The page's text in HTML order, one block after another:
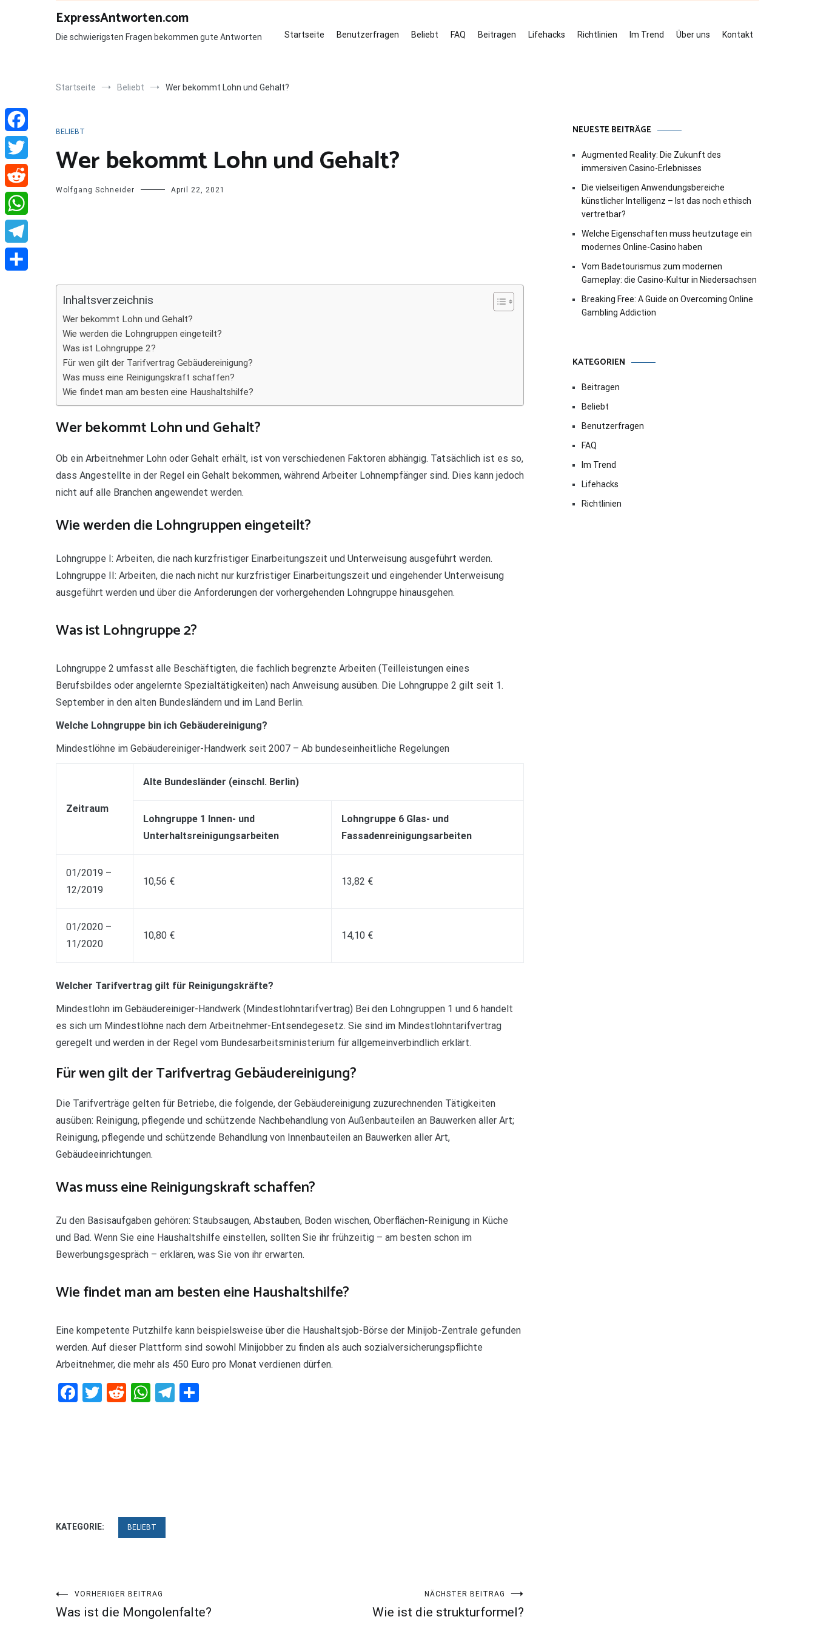
ExpressAntworten.com
Die schwierigsten Fragen bekommen gute Antworten Startseite Benutzerfragen Beliebt FAQ Beitragen Lifehacks Richtlinien Im Trend Über uns Kontakt
Startseite Beliebt Wer bekommt Lohn und Gehalt?
BELIEBT
Wer bekommt Lohn und Gehalt?
Wolfgang Schneider April 22, 2021
Inhaltsverzeichnis
Wer bekommt Lohn und Gehalt?
Wie werden die Lohngruppen eingeteilt?
Was ist Lohngruppe 2?
Für wen gilt der Tarifvertrag Gebäudereinigung?
Was muss eine Reinigungskraft schaffen?
Wie findet man am besten eine Haushaltshilfe?
Wer bekommt Lohn und Gehalt?
Ob ein Arbeitnehmer Lohn oder Gehalt erhält, ist von verschiedenen Faktoren abhängig. Tatsächlich ist es so,
dass Angestellte in der Regel ein Gehalt bekommen, während Arbeiter Lohnempfänger sind. Dies kann jedoch
nicht auf alle Branchen angewendet werden.
Wie werden die Lohngruppen eingeteilt?
Lohngruppe I: Arbeiten, die nach kurzfristiger Einarbeitungszeit und Unterweisung ausgeführt werden.
Lohngruppe II: Arbeiten, die nach nicht nur kurzfristiger Einarbeitungszeit und eingehender Unterweisung
ausgeführt werden und über die Anforderungen der vorhergehenden Lohngruppe hinausgehen.
Was ist Lohngruppe 2?
Lohngruppe 2 umfasst alle Beschäftigten, die fachlich begrenzte Arbeiten (Teilleistungen eines
Berufsbildes oder angelernte Spezialtätigkeiten) nach Anweisung ausüben. Die Lohngruppe 2 gilt seit 1.
September in den alten Bundesländern und im Land Berlin.
Welche Lohngruppe bin ich Gebäudereinigung?
Mindestlöhne im Gebäudereiniger-Handwerk seit 2007 – Ab bundeseinheitliche Regelungen
Zeitraum
Alte Bundesländer (einschl. Berlin)
Lohngruppe 1 Innen- und
Unterhaltsreinigungsarbeiten
Lohngruppe 6 Glas- und
Fassadenreinigungsarbeiten
01/2019 –
12/2019
10,56 € 13,82 €
01/2020 –
11/2020
10,80 € 14,10 €
Welcher Tarifvertrag gilt für Reinigungskräfte?
Mindestlohn im Gebäudereiniger-Handwerk (Mindestlohntarifvertrag) Bei den Lohngruppen 1 und 6 handelt
es sich um Mindestlöhne nach dem Arbeitnehmer-Entsendegesetz. Sie sind im Mindestlohntarifvertrag
geregelt und werden in der Regel vom Bundesarbeitsministerium für allgemeinverbindlich erklärt.
Für wen gilt der Tarifvertrag Gebäudereinigung?
Die Tarifverträge gelten für Betriebe, die folgende, der Gebäudereinigung zuzurechnenden Tätigkeiten
ausüben: Reinigung, pflegende und schützende Nachbehandlung von Außenbauteilen an Bauwerken aller Art;
Reinigung, pflegende und schützende Behandlung von Innenbauteilen an Bauwerken aller Art,
Gebäudeeinrichtungen.
Was muss eine Reinigungskraft schaffen?
Zu den Basisaufgaben gehören: Staubsaugen, Abstauben, Boden wischen, Oberflächen-Reinigung in Küche
und Bad. Wenn Sie eine Haushaltshilfe einstellen, sollten Sie ihr frühzeitig – am besten schon im
Bewerbungsgespräch – erklären, was Sie von ihr erwarten.
Wie findet man am besten eine Haushaltshilfe?
Eine kompetente Putzhilfe kann beispielsweise über die Haushaltsjob-Börse der Minijob-Zentrale gefunden
werden. Auf dieser Plattform sind sowohl Minijobber zu finden als auch sozialversicherungspflichte
Arbeitnehmer, die mehr als 450 Euro pro Monat verdienen dürfen.
Facebook
Twitter
RedditWhatsApp
Telegram
KATEGORIE: BELIEBT
Beitragsnavigation
VORHERIGER BEITRAG
Was ist die Mongolenfalte?
NÄCHSTER BEITRAG
Wie ist die strukturformel?
NEUESTE BEITRÄGE
Augmented Reality: Die Zukunft des
immersiven Casino-Erlebnisses
Die vielseitigen Anwendungsbereiche
künstlicher Intelligenz – Ist das noch ethisch
vertretbar?
Welche Eigenschaften muss heutzutage ein
modernes Online-Casino haben
Vom Badetourismus zum modernen
Gameplay: die Casino-Kultur in Niedersachsen
Breaking Free: A Guide on Overcoming Online
Gambling Addiction
KATEGORIEN
Beitragen
Beliebt
Benutzerfragen
FAQ
Im Trend
Lifehacks
Richtlinien
Facebook
Twitter
Reddit
WhatsApp
Telegram